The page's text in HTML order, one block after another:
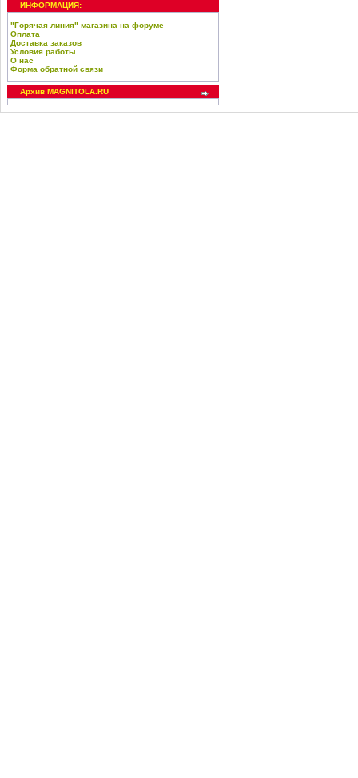
ИНФОРМАЦИЯ:
"Горячая линия" магазина на форуме
Оплата
Доставка заказов
Условия работы
О нас
Форма обратной связи
Архив MAGNITOLA.RU